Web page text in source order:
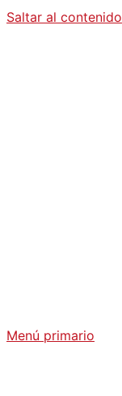
Saltar al contenido
Menú primario